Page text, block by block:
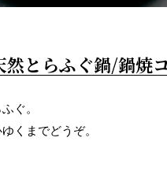
とらふぐ鍋/鍋焼
ぐ。
くまでどうぞ。